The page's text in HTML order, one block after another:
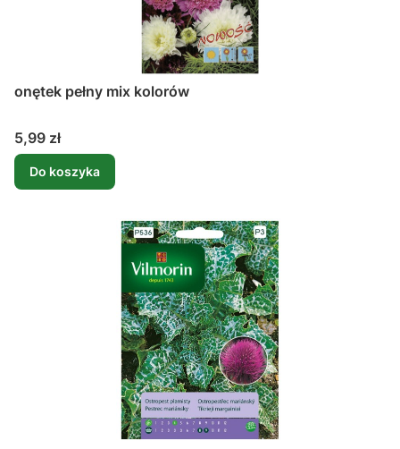
onętek pełny mix kolorów
Cena
5,99 zł
Do koszyka